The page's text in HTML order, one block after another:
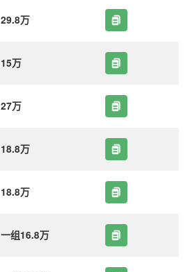
29.8万
15万
27万
18.8万
18.8万
一组16.8万